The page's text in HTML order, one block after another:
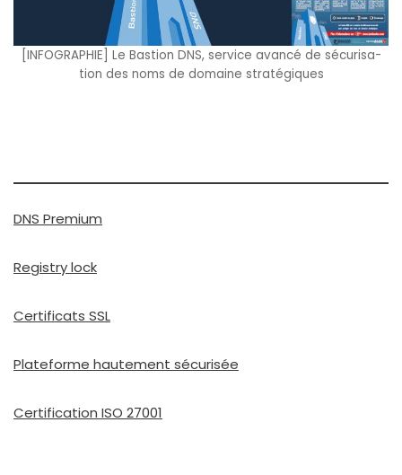
[INFOGRAPHIE] Le Bastion DNS, ser­vice avan­cé de sécu­ri­sa­
tion des noms de domaine stra­té­giques
DNS Premium
Registry lock
Certificats SSL
Plateforme hau­te­ment sécu­ri­sée
Certification ISO 27001